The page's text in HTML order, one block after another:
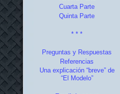
Cuarta Parte
Quinta Parte
* * *
Preguntas y Respuestas
Referencias
Una explicación “breve” de
“El Modelo”